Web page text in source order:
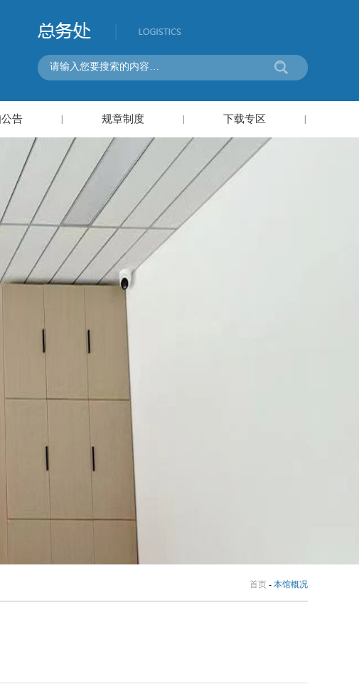
告 规章制度 下载专区
首页 - 本馆概况